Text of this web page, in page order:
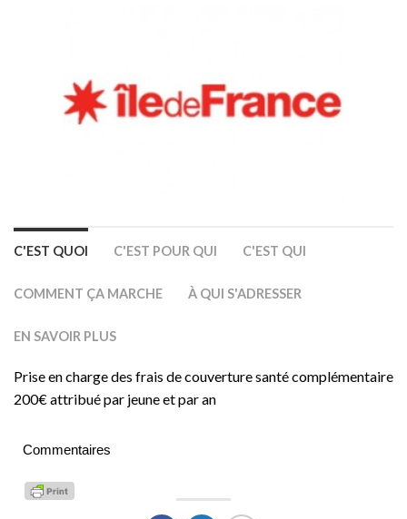
C'EST QUOI C'EST POUR QUI C'EST QUI
COMMENT ÇA MARCHE À QUI S'ADRESSER
EN SAVOIR PLUS
Prise en charge des frais de couverture santé complémentaire
200€ attribué par jeune et par an
Commentaires